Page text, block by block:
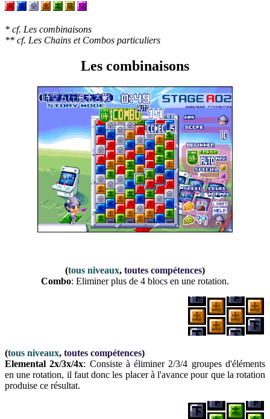
* cf. Les combinaisons
** cf. Les Chains et Combos particuliers
Les combinaisons
(tous niveaux, toutes compétences)
Combo: Eliminer plus de 4 blocs en une rotation.
(tous niveaux, toutes compétences)
Elemental 2x/3x/4x: Consiste à éliminer 2/3/4 groupes d'éléments
en une rotation, il faut donc les placer à l'avance pour que la rotation
produise ce résultat.